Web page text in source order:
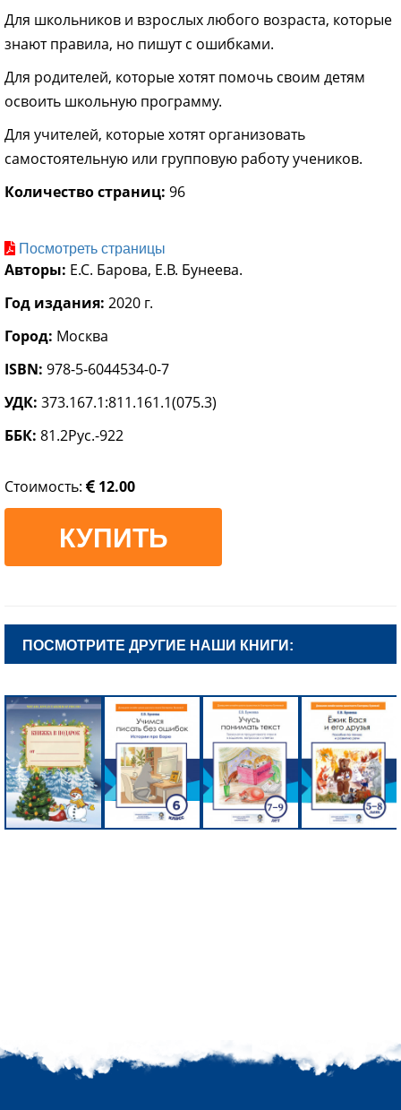
Для школьников и взрослых любого возраста, которые
знают правила, но пишут с ошибками.
Для родителей, которые хотят помочь своим детям
освоить школьную программу.
Для учителей, которые хотят организовать
самостоятельную или групповую работу учеников.
Количество страниц: 96
Посмотреть страницы
Авторы: Е.С. Барова, Е.В. Бунеева.
Год издания: 2020 г.
Город: Москва
ISBN: 978-5-6044534-0-7
УДК: 373.167.1:811.161.1(075.3)
ББК: 81.2Рус.-922
Стоимость: 12.00
КУПИТЬ
ПОСМОТРИТЕ ДРУГИЕ НАШИ КНИГИ: